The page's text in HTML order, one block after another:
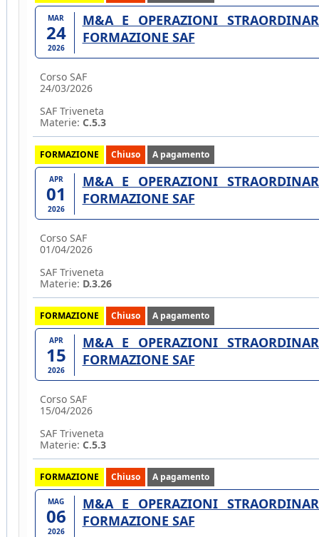
MAR
24
2026
M&A E OPERAZIONI
FORMAZIONE SAF
Corso SAF
24/03/2026
SAF Triveneta
Materie: C.5.3
FORMAZIONE Chiuso A pagamento
APR
01
2026
M&A E OPERAZIONI
FORMAZIONE SAF
Corso SAF
01/04/2026
SAF Triveneta
Materie: D.3.26
FORMAZIONE Chiuso A pagamento
APR
15
2026
M&A E OPERAZIONI
FORMAZIONE SAF
Corso SAF
15/04/2026
SAF Triveneta
Materie: C.5.3
FORMAZIONE Chiuso A pagamento
MAG
06
2026
M&A E OPERAZIONI
FORMAZIONE SAF